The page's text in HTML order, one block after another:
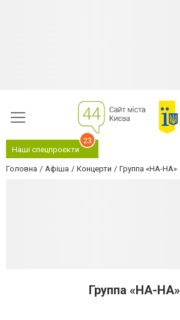
Наші спецпроєкти
23
Головна Афіша Концерти Группа «НА-НА»
Группа «НА-НА»